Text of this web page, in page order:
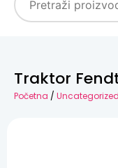
Traktor
Početna / Uncategorized